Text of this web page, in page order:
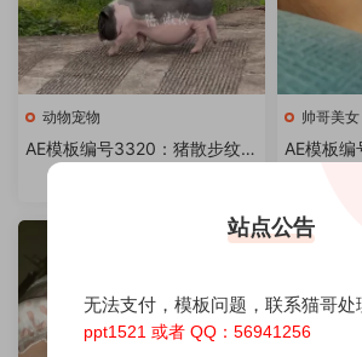
动物宠物
AE模板编号3320：猪散步纹身
修改文字装逼视频【推荐AE20
帅哥美女
AE模板
站点公告
无法支付，模板问题，联系猫哥处
ppt1521 或者 QQ：56941256